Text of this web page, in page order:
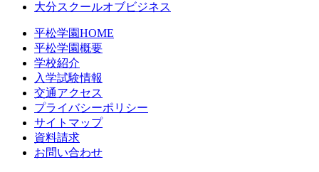
大分スクールオブビジネス
平松学園HOME
平松学園概要
学校紹介
入学試験情報
交通アクセス
プライバシーポリシー
サイトマップ
資料請求
お問い合わせ